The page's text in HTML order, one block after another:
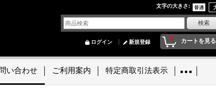
文字の大きさ :
0 カートを見る
ログイン 新規登録
い合わせ ご利用案内 特定商取引法表示